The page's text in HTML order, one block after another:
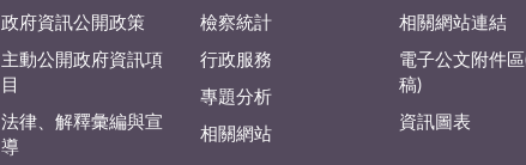
政府資訊公開政策
主動公開政府資訊項
目
法律、解釋彙編與宣
導
檢察統計
行政服務
專題分析
相關網站
相關網站連結
電子公文附件區
稿)
資訊圖表